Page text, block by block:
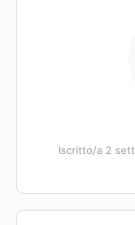
Iscritto/a 2